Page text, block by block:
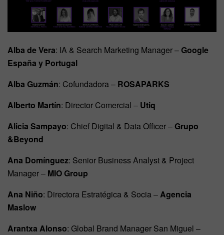
Alba de Vera: IA & Search Marketing Manager –Google
España y Portugal
Alba Guzmán: Cofundadora – ROSAPARKS
Alberto Martín: Director Comercial – Utiq
Alicia Sampayo: Chief Digital & Data Officer –Grupo
&Beyond
Ana Domínguez: Senior Business Analyst & Project
Manager – MIO Group
Ana Niño: Directora Estratégica & Socia –Agencia
Maslow
Arantxa Alonso: Global Brand Manager San Miguel –